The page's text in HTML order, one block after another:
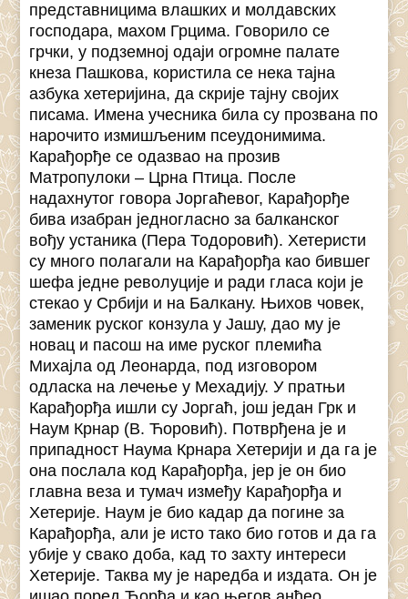
представницима влашких и молдавских
господара, махом Грцима. Говорило се
грчки, у подземној одаји огромне палате
кнеза Пашкова, користила се нека тајна
азбука хетеријина, да скрије тајну својих
писама. Имена учесника била су прозвана по
нарочито измишљеним псеудонимима.
Карађорђе се одазвао на прозив
Матропулоки – Црна Птица. После
надахнутог говора Јоргаћевог, Карађорђе
бива изабран једногласно за балканског
вођу устаника (Пера Тодоровић). Хетеристи
су много полагали на Карађорђа као бившег
шефа једне револуције и ради гласа који је
стекао у Србији и на Балкану. Њихов човек,
заменик руског конзула у Јашу, дао му је
новац и пасош на име руског племића
Михајла од Леонарда, под изговором
одласка на лечење у Мехадију. У пратњи
Карађорђа ишли су Јоргаћ, још један Грк и
Наум Крнар (В. Ћоровић). Потврђена је и
припадност Наума Крнара Хетерији и да га је
она послала код Карађорђа, јер је он био
главна веза и тумач између Карађорђа и
Хетерије. Наум је био кадар да погине за
Карађорђа, али је исто тако био готов и да га
убије у свако доба, кад то захту интереси
Хетерије. Таква му је наредба и издата. Он је